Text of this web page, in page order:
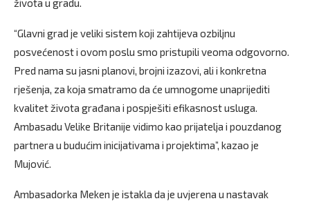
života u gradu.
“Glavni grad je veliki sistem koji zahtijeva ozbiljnu
posvećenost i ovom poslu smo pristupili veoma odgovorno.
Pred nama su jasni planovi, brojni izazovi, ali i konkretna
rješenja, za koja smatramo da će umnogome unaprijediti
kvalitet života građana i pospješiti efikasnost usluga.
Ambasadu Velike Britanije vidimo kao prijatelja i pouzdanog
partnera u budućim inicijativama i projektima”, kazao je
Mujović.
Ambasadorka Meken je istakla da je uvjerena u nastavak